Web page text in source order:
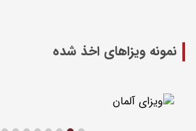
نمونه ویزاهای اخذ شده